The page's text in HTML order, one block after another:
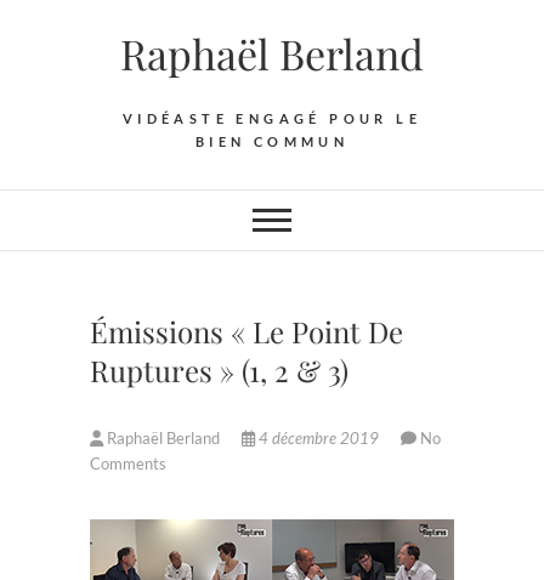
Raphaël Berland
VIDÉASTE ENGAGÉ POUR LE
BIEN COMMUN
Émissions « Le Point De
Ruptures » (1, 2 & 3)
Raphaël Berland 4 décembre 2019
No
Comments